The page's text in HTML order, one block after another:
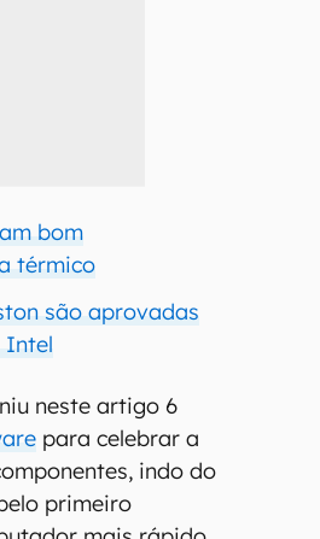
bom
térmico
são aprovadas
Intel
neste artigo 6
para celebrar a
indo do
primeiro